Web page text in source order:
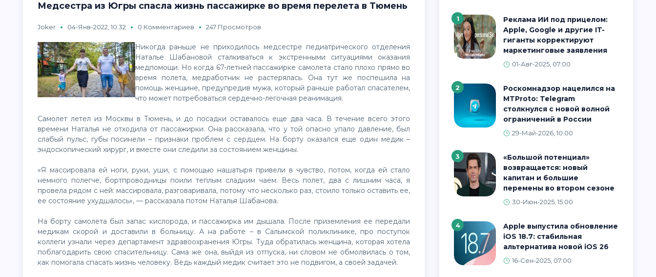
Медсестра из Югры спасла жизнь пассажирке во время перелета в Тюмень
Joker 04-Янв-2022, 10:32 0 Комментариев 247 Просмотров
Никогда раньше не приходилось медсестре педиатрического отделения
Наталье Шабановой сталкиваться к экстренными ситуациями оказания
медпомощи. Но когда 67-летней пассажирке самолета стало плохо прямо во
время полета, медработник не растерялась. Она тут же поспешила на
помощь женщине, предупредив мужа, который раньше работал спасателем,
что может потребоваться сердечно-легочная реанимация.
Самолет летел из Москвы в Тюмень, и до посадки оставалось еще два часа. В течение всего этого
времени Наталья не отходила от пассажирки. Она рассказала, что у той опасно упало давление, был
слабый пульс, губы посинели – признаки проблем с сердцем. На борту оказался еще один медик –
эндоскопический хирург, и вместе они следили за состоянием женщины.
«Я массировала ей ноги, руки, уши, с помощью нашатыря привели в чувство, потом, когда ей стало
немного полегче, бортпроводницы поили теплым сладким чаем. Весь полет, два с лишним часа, я
провела рядом с ней: массировала, разговаривала, потому что несколько раз, стоило только оставить ее,
ее состояние ухудшалось», — рассказала потом Наталья Шабанова.
На борту самолета был запас кислорода, и пассажирка им дышала. После приземления ее передали
медикам скорой и доставили в больницу. А на работе – в Салымской поликлинике, про поступок
коллеги узнали через департамент здравоохранения Югры. Туда обратилась женщина, которая хотела
поблагодарить свою спасительницу. Сама же она, выйдя из отпуска, ни словом не обмолвилась о том,
как помогала спасать жизнь человеку. Ведь каждый медик считает это не подвигом, а своей задачей.
1
Реклама ИИ под прицелом:
Apple, Google и другие IT-
гиганты корректируют
маркетинговые заявления
01-Авг-2025, 07:00
2
Роскомнадзор нацелился на
MTProto: Telegram
столкнулся с новой волной
ограничений в России
29-Май-2026, 10:00
3
«Большой потенциал»
возвращается: новый
капитан и большие
перемены во втором сезоне
30-Июн-2025, 15:00
4
Apple выпустила обновление
iOS 18.7: стабильная
альтернатива новой iOS 26
16-Сен-2025, 07:00